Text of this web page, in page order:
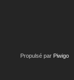
Propulsé par Piwigo